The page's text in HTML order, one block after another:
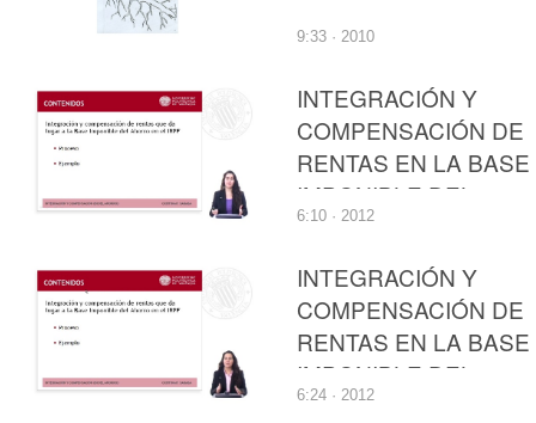
9:33 · 2010
INTEGRACIÓN Y
COMPENSACIÓN DE
RENTAS EN LA BASE
IMPONIBLE DEL
AHORRO DEL
IMPUESTO SOBRE LA
RENTA DE LAS
PERSONAS FÍSICAS
6:10 · 2012
INTEGRACIÓN Y
COMPENSACIÓN DE
RENTAS EN LA BASE
IMPONIBLE DEL
AHORRO DEL
6:24 · 2012